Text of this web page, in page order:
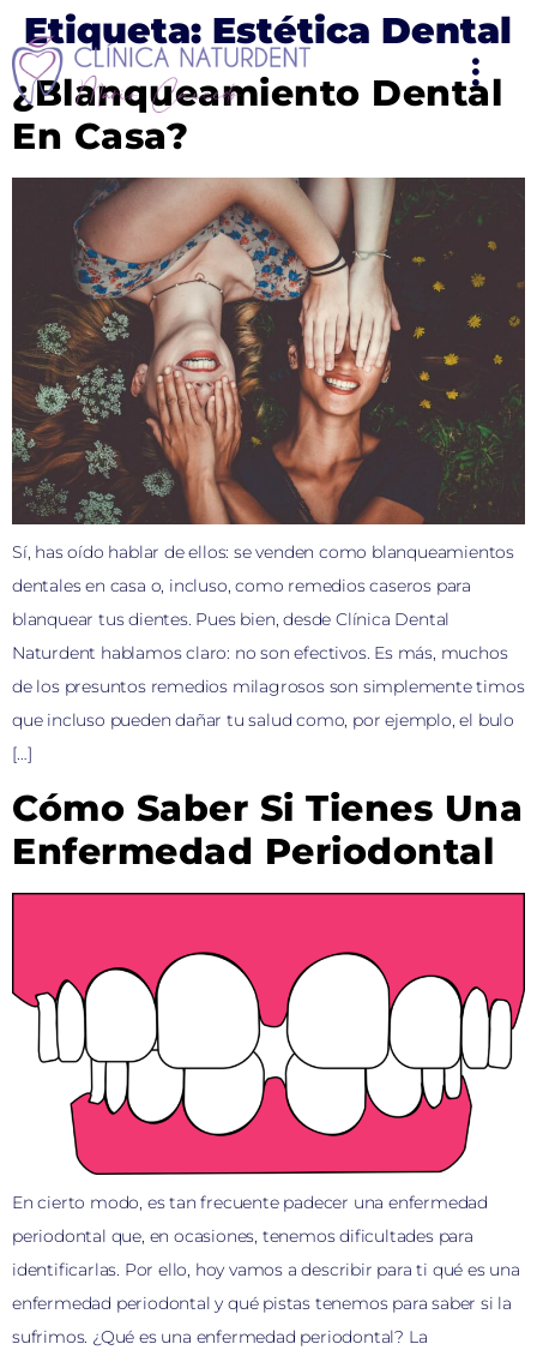
Etiqueta: Estética Dental
¿Blanqueamiento Dental
En Casa?
Sí, has oído hablar de ellos: se venden como blanqueamientos
dentales en casa o, incluso, como remedios caseros para
blanquear tus dientes. Pues bien, desde Clínica Dental
Naturdent hablamos claro: no son efectivos. Es más, muchos
de los presuntos remedios milagrosos son simplemente timos
que incluso pueden dañar tu salud como, por ejemplo, el bulo
[…]
Cómo Saber Si Tienes Una
Enfermedad Periodontal
En cierto modo, es tan frecuente padecer una enfermedad
periodontal que, en ocasiones, tenemos dificultades para
identificarlas. Por ello, hoy vamos a describir para ti qué es una
enfermedad periodontal y qué pistas tenemos para saber si la
sufrimos. ¿Qué es una enfermedad periodontal? La